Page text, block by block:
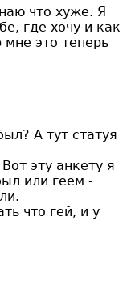
что хуже. Я
где хочу и как
мне это теперь
А тут статуя
эту анкету я
или геем -
что гей, и у